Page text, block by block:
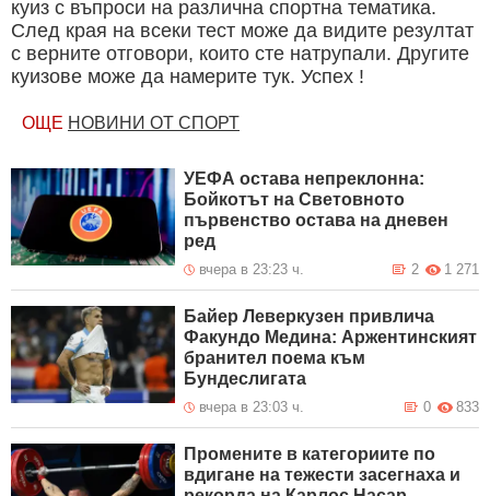
куиз с въпроси на различна спортна тематика.
След края на всеки тест може да видите резултат
с верните отговори, които сте натрупали. Другите
куизове може да намерите тук. Успех !
ОЩЕ НОВИНИ ОТ СПОРТ
УЕФА остава непреклонна:
Бойкотът на Световното
първенство остава на дневен
ред
вчера в 23:23 ч. 1 271
2
Байер Леверкузен привлича
Факундо Медина: Аржентинският
бранител поема към
Бундеслигата
вчера в 23:03 ч. 833
0
Промените в категориите по
вдигане на тежести засегнаха и